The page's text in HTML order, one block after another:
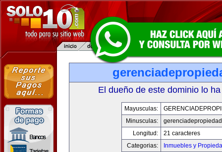
El dueño de este dominio lo
Mayusculas:
Minusculas:
Longitud:
21 caracteres
Categorias:
Inmuebles y